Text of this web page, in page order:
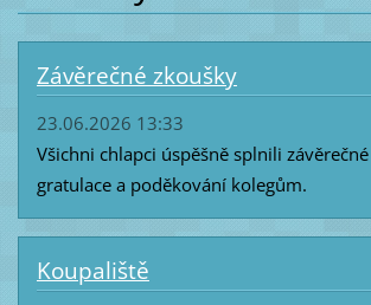
Závěrečné zkoušky
23.06.2026 13:33
Všichni chlapci úspěšně splnili
gratulace a poděkování kolegům.
Koupaliště